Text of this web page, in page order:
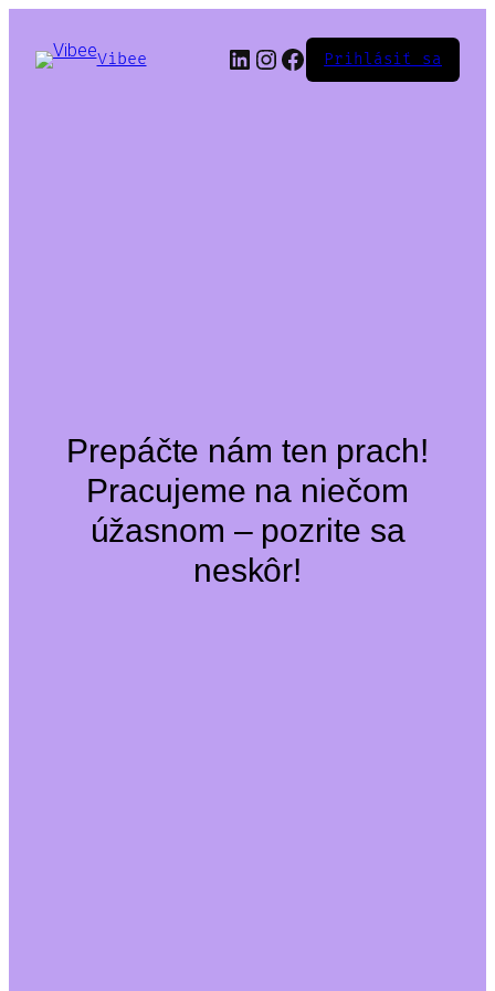
Vibee LinkedIn
Instagram
Facebook
Prihlásiť sa
Prepáčte nám ten prach!
Pracujeme na niečom
úžasnom – pozrite sa
neskôr!